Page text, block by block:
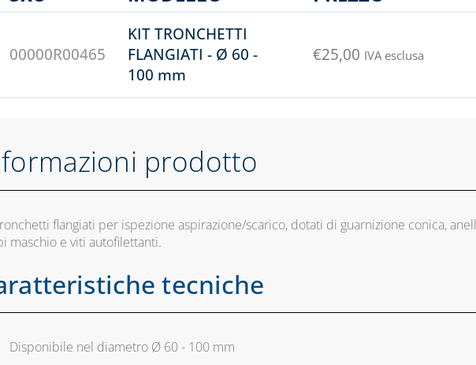
00000R00465
KIT TRONCHETTI
FLANGIATI - Ø 60 -
100 mm
€25,00 IVA esclusa
prodotto
flangiati per ispezione aspirazione/scarico, dotati di guarnizione conica,
maschio e viti autofilettanti.
tecniche
Disponibile nel diametro Ø 60 - 100 mm